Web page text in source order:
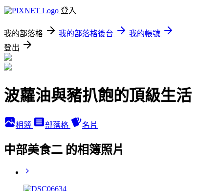
登入
我的部落格 我的部落格後台
我的帳號
登出
波蘿油與豬扒飽的頂級生活
相簿 部落格 名片
中部美食二 的相簿照片